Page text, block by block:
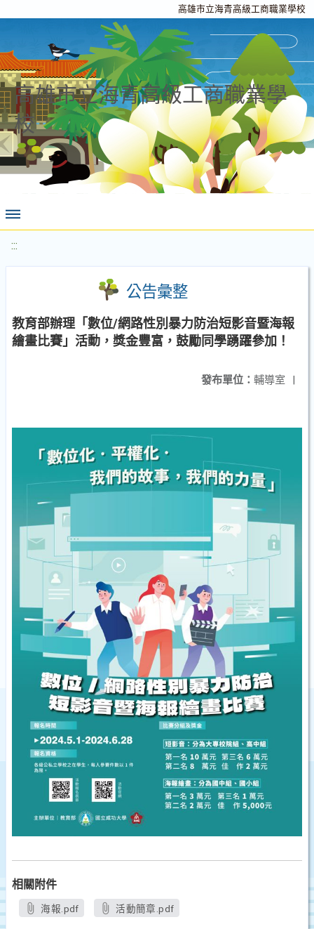
高雄市立海青高級工商職業學校
高雄市立海青高級工商職業學
校
:::
公告彙整
教育部辦理「數位/網路性別暴力防治短影音暨海報
繪畫比賽」活動，獎金豐富，鼓勵同學踴躍參加！
發布單位： 輔導室 |
相關附件
海報.pdf 活動簡章.pdf